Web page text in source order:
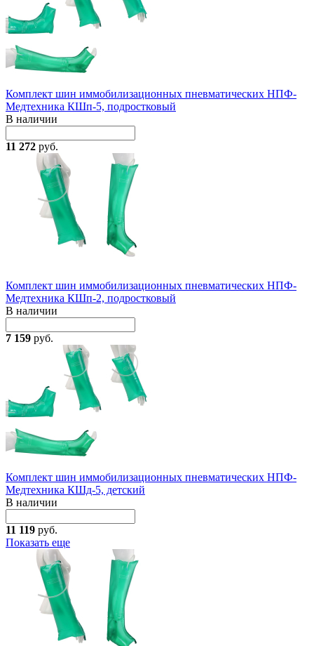
Комплект шин иммобилизационных пневматических НПФ-
Медтехника КШп-5, подростковый
В наличии
11 272 руб.
Комплект шин иммобилизационных пневматических НПФ-
Медтехника КШп-2, подростковый
В наличии
7 159 руб.
Комплект шин иммобилизационных пневматических НПФ-
Медтехника КШд-5, детский
В наличии
11 119 руб.
Показать еще